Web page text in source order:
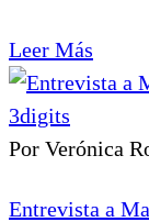
Leer Más
Por Verónica
Entrevista a